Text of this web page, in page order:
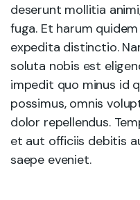
deserunt mollitia
fuga. Et harum
expedita distinctio.
soluta nobis est
impedit quo minus id
possimus, omnis
dolor repellendus.
et aut officiis debitis
saepe eveniet.